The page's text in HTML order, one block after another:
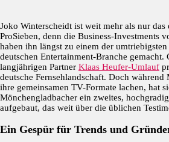
Joko Winterscheidt ist weit mehr als nur
ProSieben, denn die Business-Investments
haben ihn längst zu einem der
deutschen Entertainment-Branche gemacht.
langjährigen Partner Klaas Heufer-Umlauf
deutsche Fernsehlandschaft. Doch
ihre gemeinsamen TV-Formate lachen, hat
Mönchengladbacher ein zweites,
aufgebaut, das weit über die üblichen
Ein Gespür für Trends und